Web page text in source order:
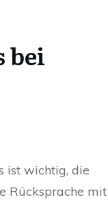
bei
ist wichtig, die
Rücksprache mit